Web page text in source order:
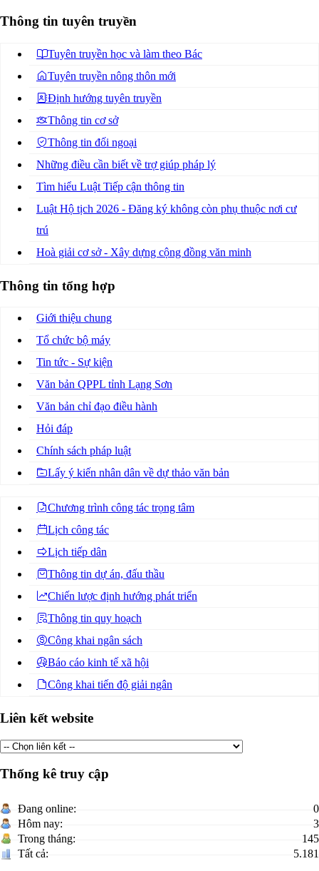
Thông tin tuyên truyền
Tuyên truyền học và làm theo Bác
Tuyên truyền nông thôn mới
Định hướng tuyên truyền
Thông tin cơ sở
Thông tin đối ngoại
Những điều cần biết về trợ giúp pháp lý
Tìm hiểu Luật Tiếp cận thông tin
Luật Hộ tịch 2026 - Đăng ký không còn phụ thuộc nơi cư
trú
Hoà giải cơ sở - Xây dựng cộng đồng văn minh
Thông tin tổng hợp
Giới thiệu chung
Tổ chức bộ máy
Tin tức - Sự kiện
Văn bản QPPL tỉnh Lạng Sơn
Văn bản chỉ đạo điều hành
Hỏi đáp
Chính sách pháp luật
Lấy ý kiến nhân dân về dự thảo văn bản
Chương trình công tác trọng tâm
Lịch công tác
Lịch tiếp dân
Thông tin dự án, đấu thầu
Chiến lược định hướng phát triển
Thông tin quy hoạch
Công khai ngân sách
Báo cáo kinh tế xã hội
Công khai tiến độ giải ngân
Liên kết website
Thống kê truy cập
Đang online:
0
Hôm nay:
3
Trong tháng:
145
Tất cả:
5.181